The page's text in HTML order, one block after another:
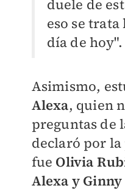
duele de
eso se
día de hoy".
Asimismo,
Alexa, quien
preguntas de
declaró por
fue Olivia
Alexa y